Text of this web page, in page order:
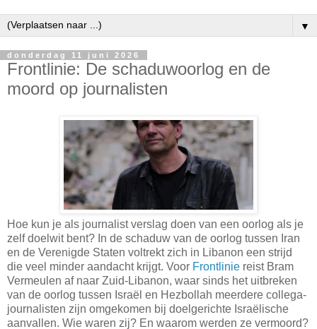
▼
donderdag 11 juni 2026
Frontlinie: De schaduwoorlog en de
moord op journalisten
Hoe kun je als journalist verslag doen van een oorlog als je
zelf doelwit bent? In de schaduw van de oorlog tussen Iran
en de Verenigde Staten voltrekt zich in Libanon een strijd
die veel minder aandacht krijgt. Voor Frontlinie reist Bram
Vermeulen af naar Zuid-Libanon, waar sinds het uitbreken
van de oorlog tussen Israël en Hezbollah meerdere collega-
journalisten zijn omgekomen bij doelgerichte Israëlische
aanvallen. Wie waren zij? En waarom werden ze vermoord?